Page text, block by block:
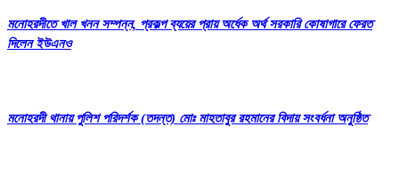
মনোহরদীতে খাল খনন সম্পন্ন, প্রকল্প ব্যয়ের প্রায় অর্ধেক অর্থ সরকারি কোষাগারে ফেরত
দিলেন ইউএনও
মনোহরদী থানায় পুলিশ পরিদর্শক (তদন্ত) মোঃ মাহতাবুর রহমানের বিদায় সংবর্ধনা অনুষ্ঠিত